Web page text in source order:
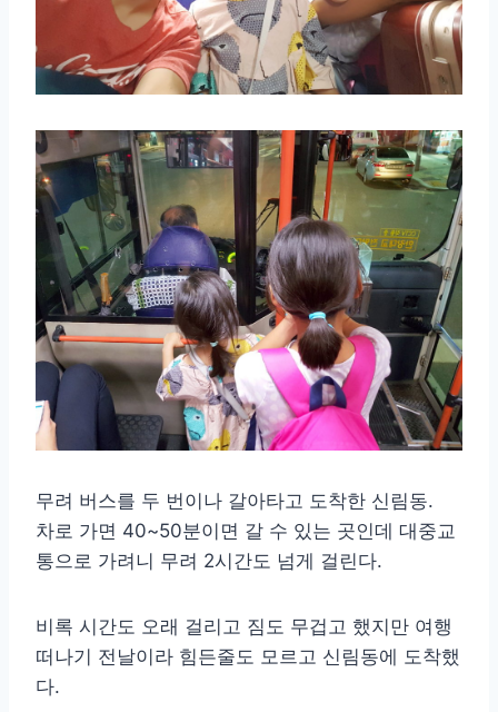
무려 버스를 두 번이나 갈아타고 도착한 신림동.
차로 가면 40~50분이면 갈 수 있는 곳인데 대중교
통으로 가려니 무려 2시간도 넘게 걸린다.
비록 시간도 오래 걸리고 짐도 무겁고 했지만 여행
떠나기 전날이라 힘든줄도 모르고 신림동에 도착했
다.